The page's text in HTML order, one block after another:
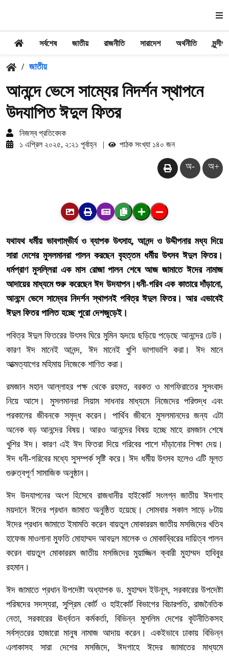
সর্বশেষ জাতীয় রাজনীতি সারাদেশ অর্থনীতি
/ জাতীয়
আনন্দে ভেসে সাম্যের নিদর্শন স্থাপনে
উদযাপিত ঈদুল ফিতর
নিজস্ব প্রতিবেদক
১ এপ্রিল ২০২৫, ২:২১ পূর্বাহ্ন
| পাঠক সংখ্যা ১৪০ জন
অ- অ+
যথাযথ ধর্মীয় ভাবগাম্ভীর্য ও ব্যাপক উৎসাহ, আনন্দ ও উদ্দীপনার মধ্য দিয়ে
সারা দেশের মুসলমানরা পালন করছেন বৃহত্তম ধর্মীয় উৎসব ঈদুল ফিতর।
ধর্মপ্রাণ মুসল্লিরা এক মাস রোজা পালন শেষে আজ জামাতে ঈদের নামাজ
আদায়ের মাধ্যমে শুরু করেছেন ঈদ উদযাপন।ধনী-গরিব এক কাতারে দাঁড়ানো,
আনন্দে ভেসে সাম্যের নিদর্শন স্থাপনই পবিত্র ঈদুল ফিতর। আর এভাবেই
ঈদুল ফিতর পালিত হচ্ছে পুরো দেশজুড়েই।
পবিত্র ঈদুল ফিতরের উৎসব ঘিরে মুমিন হৃদয়ে ছড়িয়ে পড়েছে আনন্দের ঢেউ।
কারণ ঈদ মানেই আনন্দ, ঈদ মানেই খুশি ভাগাভাগি করা। ঈদ মানে
আত্মত্যাগের মহিমায় নিজেকে শাণিত করা।
রমজান মহান আল্লাহর পক্ষ থেকে রহমত, বরকত ও মাগফিরাতের সুসংবাদ
নিয়ে আসে। মুসলমানরা সিয়াম সাধনার মাধ্যমে নিজেদের পরিশুদ্ধ এবং
পরকালের জীবনকে সমৃদ্ধ করেন। পার্থিব জীবনে মুসলমানদের জন্য এটা
অনেক বড় আনন্দের বিষয়। আরও আনন্দের বিষয় হচ্ছে মাহে রমজান শেষে
খুশির ঈদ। কারণ এই ঈদ ফিতরা দিয়ে গরিবের পাশে দাঁড়ানোর শিক্ষা দেয়।
ঈদ ধনী-গরিবের মধ্যে সুসম্পর্ক সৃষ্টি করে। ঈদ ধর্মীয় উৎসব হলেও এটি মূলত
গুরুত্বপূর্ণ সামাজিক অনুষ্ঠান।
ঈদ উদযাপনের অংশ হিসেবে রাজধানীর হাইকোর্ট সংলগ্ন জাতীয় ঈদগাহ
ময়দানে ঈদের প্রধান জামাত অনুষ্ঠিত হয়েছে। সোমবার সকাল সাড়ে ৮টায়
ঈদের প্রধান জামাতে ইমামতি করেন বায়তুল মোকাররম জাতীয় মসজিদের খতিব
হাফেজ মাওলানা মুফতি মোহাম্মদ আবদুল মালেক ও মোকাব্বিরের দায়িত্ব পালন
করেন বায়তুল মোকাররম জাতীয় মসজিদের মুয়াজ্জিন ক্বারী মুহাম্মদ হাবিবুর
রহমান।
ঈদ জামাতে প্রধান উপদেষ্টা অধ্যাপক ড. মুহাম্মদ ইউনূস, সরকারের উপদেষ্টা
পরিষদের সদস্যরা, সুপ্রিম কোর্ট ও হাইকোর্ট বিভাগের বিচারপতি, রাজনৈতিক
নেতা, সরকারের ঊর্ধ্বতন কর্মকর্তা, বিভিন্ন মুসলিম দেশের কূটনীতিকসহ
সর্বস্তরের হাজারো মানুষ নামাজ আদায় করেন। একইভাবে ঢাকায় বিভিন্ন
এলাকাসহ সারা দেশের মসজিদে, ঈদগাহে ঈদের জামাতের মাধ্যমে